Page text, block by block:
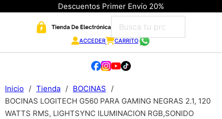
Descuentos Primer Envío 20%
ACCEDER CARRITO
Inicio / Tienda / BOCINAS
/
BOCINAS LOGITECH G560 PARA GAMING NEGRAS 2.1, 120
WATTS RMS, LIGHTSYNC ILUMINACION RGB,SONIDO